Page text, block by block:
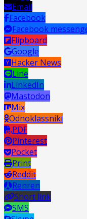
Email
Facebook
Facebook
Flipboard
Google
Hacker News
Line
LinkedIn
Mastodon
Mix
Odnoklassniki
PDF
Pinterest
Pocket
Print
Reddit
Renren
Short link
SMS